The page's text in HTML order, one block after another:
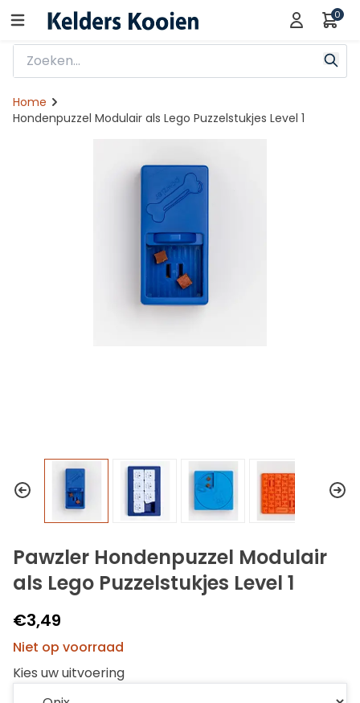
0
Home
Hondenpuzzel Modulair als Lego Puzzelstukjes Level 1
Pawzler Hondenpuzzel Modulair
als Lego Puzzelstukjes Level 1
€3,49
Niet op voorraad
Kies uw uitvoering